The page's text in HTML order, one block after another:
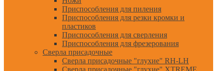
Приспособления для пиления
Приспособления для резки кромки и
пластиков
Приспособления для сверления
Приспособления для фрезерования
Сверла присадочные
Сверла присадочные "глухие" RH-LH
Сверла присадочные "глухие" XTREME